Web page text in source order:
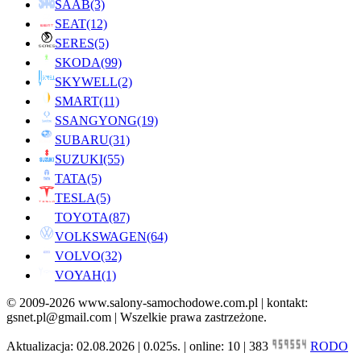
SAAB(3)
SEAT(12)
SERES(5)
SKODA(99)
SKYWELL(2)
SMART(11)
SSANGYONG(19)
SUBARU(31)
SUZUKI(55)
TATA(5)
TESLA(5)
TOYOTA(87)
VOLKSWAGEN(64)
VOLVO(32)
VOYAH(1)
© 2009-2026 www.salony-samochodowe.com.pl | kontakt:
gsnet.pl@gmail.com | Wszelkie prawa zastrzeżone.
Aktualizacja: 02.08.2026 | 0.025s. | online: 10 | 383 RODO